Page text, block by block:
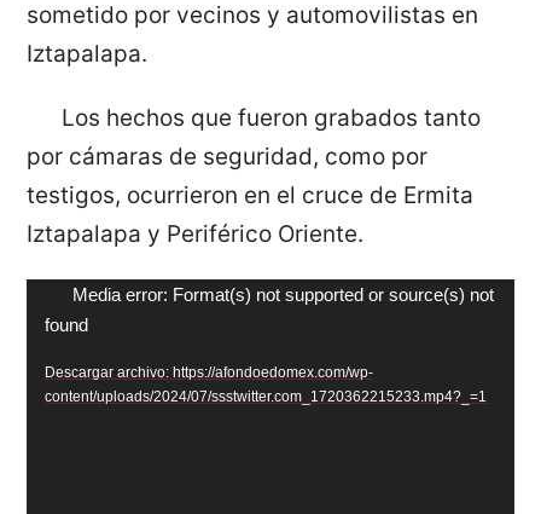
sometido por vecinos y automovilistas en
Iztapalapa.
Los hechos que fueron grabados tanto
por cámaras de seguridad, como por
testigos, ocurrieron en el cruce de Ermita
Iztapalapa y Periférico Oriente.
Reproductor
de
vídeo
Media error: Format(s) not supported or source(s) not
found
Descargar archivo: https://afondoedomex.com/wp-
content/uploads/2024/07/ssstwitter.com_1720362215233.mp4?_=1